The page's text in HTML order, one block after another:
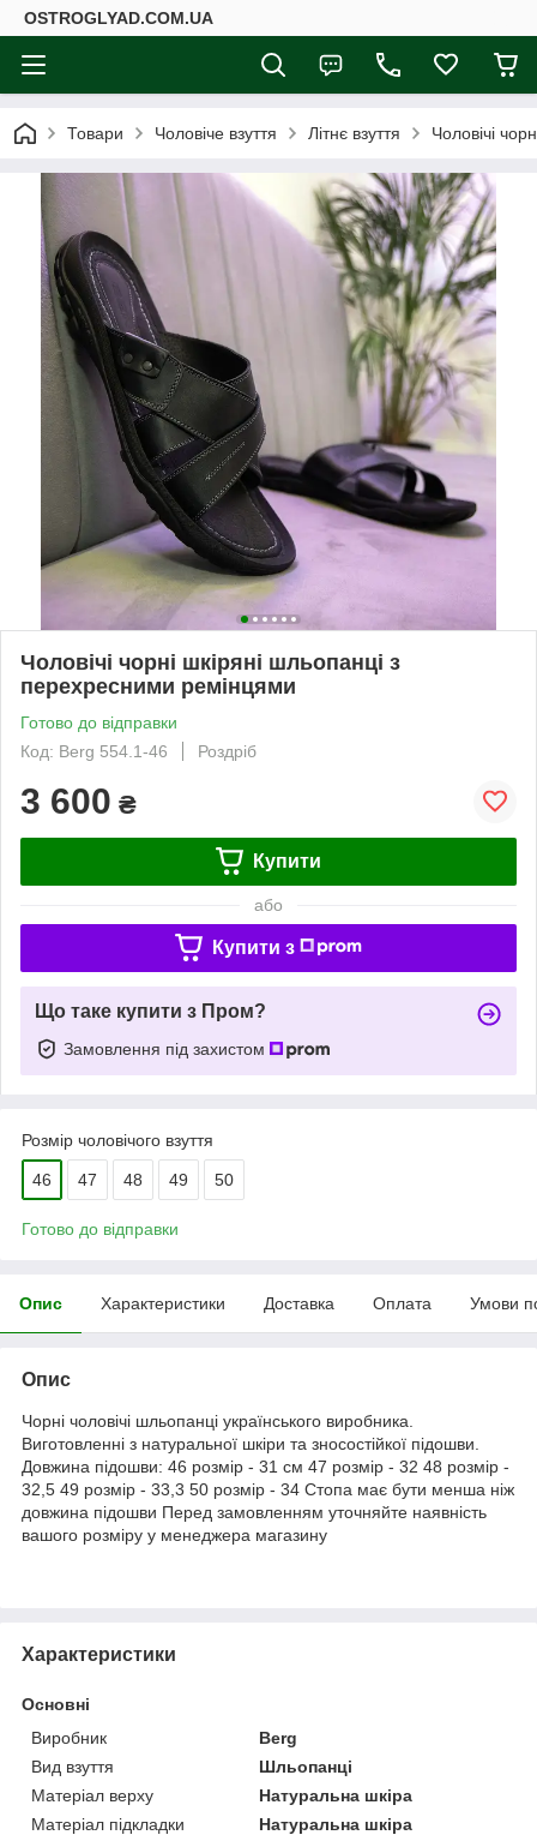
ОSTROGLYAD.СOM.UA
Товари Чоловіче взуття Літнє взуття Чоловічі
Чоловічі чорні шкіряні шльопанці з
перехресними ремінцями
Готово до відправки
Код: Berg 554.1-46
Роздріб
3 600 ₴
Купити
або
Купити з
Що таке купити з Пром?
Замовлення під захистом
Розмір чоловічого взуття
46 47 48 49 50
Готово до відправки
Опис Характеристики Доставка Оплата Умови
Опис
Чорні чоловічі шльопанці українського виробника.
Виготовленні з натуральної шкіри та зносостійкої підошви.
Довжина підошви: 46 розмір - 31 см 47 розмір - 32 48 розмір -
32,5 49 розмір - 33,3 50 розмір - 34 Стопа має бути менша ніж
довжина підошви Перед замовленням уточняйте наявність
вашого розміру у менеджера магазину
Характеристики
Основні
Виробник
Berg
Вид взуття
Шльопанці
Матеріал верху
Натуральна шкіра
Матеріал підкладки
Натуральна шкіра